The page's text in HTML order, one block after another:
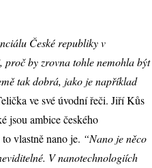
České republiky v
by zrovna tohle nemohla být
tak dobrá, jako je například
ve své úvodní řeči. Jiří Kůs
jsou ambice českého
vlastně nano je. “Nano je něco
V nanotechnologiích